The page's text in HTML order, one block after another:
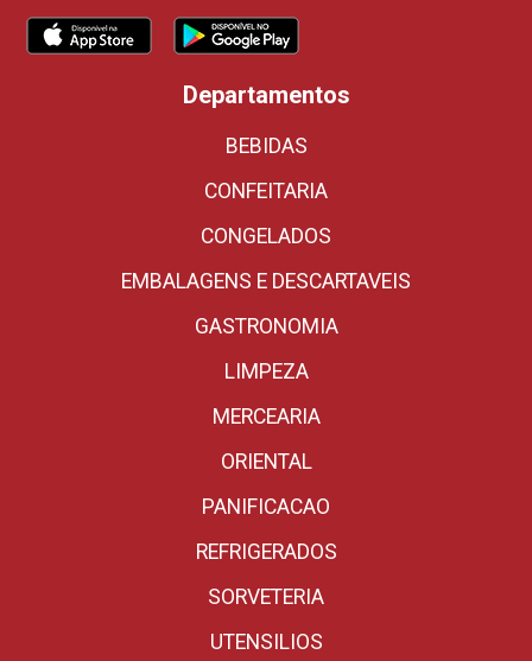
Departamentos
BEBIDAS
CONFEITARIA
CONGELADOS
EMBALAGENS E DESCARTAVEIS
GASTRONOMIA
LIMPEZA
MERCEARIA
ORIENTAL
PANIFICACAO
REFRIGERADOS
SORVETERIA
UTENSILIOS